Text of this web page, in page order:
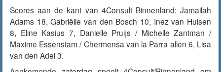
Scores aan de kant van 4Consult Binnenland: Jamailah
Adams 18, Gabriëlle van den Bosch 10, Inez van Hulsen
8, Eline Kasius 7, Danielle Pruijs / Michelle Zantman /
Maxime Essenstam / Chermensa van la Parra allen 6, Lisa
van den Adel 3.